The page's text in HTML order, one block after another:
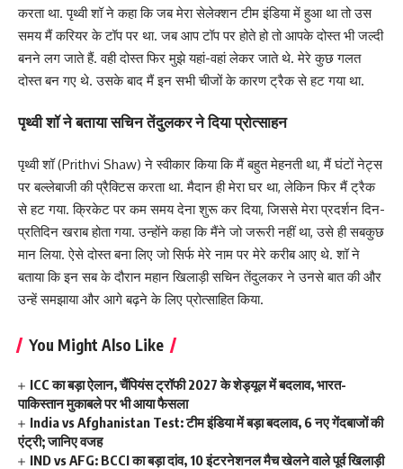
करता था. पृथ्वी शॉ ने कहा कि जब मेरा सेलेक्शन टीम इंडिया में हुआ था तो उस
समय मैं करियर के टॉप पर था. जब आप टॉप पर होते हो तो आपके दोस्त भी जल्दी
बनने लग जाते हैं. वही दोस्त फिर मुझे यहां-वहां लेकर जाते थे. मेरे कुछ गलत
दोस्त बन गए थे. उसके बाद मैं इन सभी चीजों के कारण ट्रैक से हट गया था.
पृथ्वी शॉ ने बताया सचिन तेंदुलकर ने दिया प्रोत्साहन
पृथ्वी शॉ (Prithvi Shaw) ने स्वीकार किया कि मैं बहुत मेहनती था, मैं घंटों नेट्स
पर बल्लेबाजी की प्रैक्टिस करता था. मैदान ही मेरा घर था, लेकिन फिर मैं ट्रैक
से हट गया. क्रिकेट पर कम समय देना शुरू कर दिया, जिससे मेरा प्रदर्शन दिन-
प्रतिदिन खराब होता गया. उन्होंने कहा कि मैंने जो जरूरी नहीं था, उसे ही सबकुछ
मान लिया. ऐसे दोस्त बना लिए जो सिर्फ मेरे नाम पर मेरे करीब आए थे. शॉ ने
बताया कि इन सब के दौरान महान खिलाड़ी सचिन तेंदुलकर ने उनसे बात की और
उन्हें समझाया और आगे बढ़ने के लिए प्रोत्साहित किया.
You Might Also Like
ICC का बड़ा ऐलान, चैंपियंस ट्रॉफी 2027 के शेड्यूल में बदलाव, भारत-
पाकिस्तान मुकाबले पर भी आया फैसला
India vs Afghanistan Test: टीम इंडिया में बड़ा बदलाव, 6 नए गेंदबाजों की
एंट्री; जानिए वजह
IND vs AFG: BCCI का बड़ा दांव, 10 इंटरनेशनल मैच खेलने वाले पूर्व खिलाड़ी